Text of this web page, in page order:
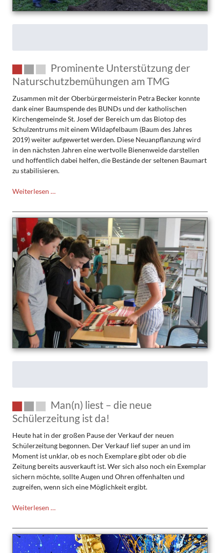
Prominente Unterstützung der
Naturschutzbemühungen am TMG
Zusammen mit der Oberbürgermeisterin Petra Becker konnte
dank einer Baumspende des BUNDs und der katholischen
Kirchengemeinde St. Josef der Bereich um das Biotop des
Schulzentrums mit einem Wildapfelbaum (Baum des Jahres
2019) weiter aufgewertet werden. Diese Neuanpflanzung wird
in den nächsten Jahren eine wertvolle Bienenweide darstellen
und hoffentlich dabei helfen, die Bestände der seltenen Baumart
zu stabilisieren.
Weiterlesen …
der
Naturschutzbemühungen
am
TMG
Man(n) liest – die neue
Schülerzeitung ist da!
Heute hat in der großen Pause der Verkauf der neuen
Schülerzeitung begonnen. Der Verkauf lief super an und im
Moment ist unklar, ob es noch Exemplare gibt oder ob die
Zeitung bereits ausverkauft ist. Wer sich also noch ein Exemplar
sichern möchte, sollte Augen und Ohren offenhalten und
zugreifen, wenn sich eine Möglichkeit ergibt.
Weiterlesen …
–
die
neue